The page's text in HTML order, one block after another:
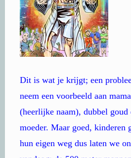
Dit is wat je krijgt; een
neem een voorbeeld aan
(heerlijke naam), dubbel goud
moeder. Maar goed, kinderen
hun eigen weg dus laten we